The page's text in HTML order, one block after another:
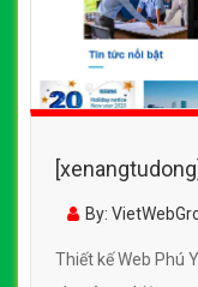
www.kizuna.vn
By:
Thiết kế Web Phú